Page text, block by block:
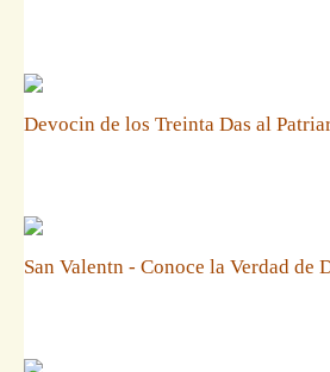
Devocin de los Treinta Das al
San Valentn - Conoce la Verdad de